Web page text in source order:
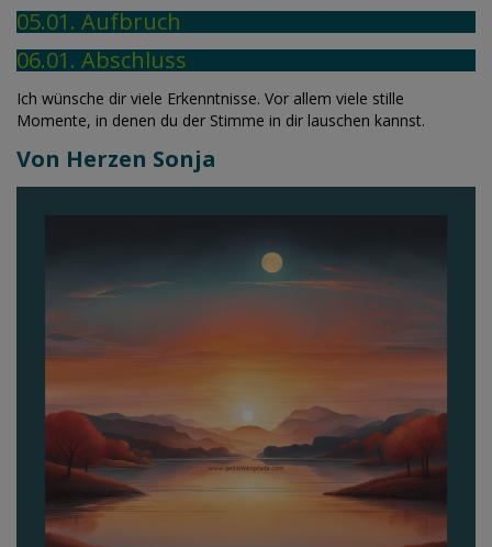
05.01. Aufbruch
06.01. Abschluss
Ich wünsche dir viele Erkenntnisse. Vor allem viele stille
Momente, in denen du der Stimme in dir lauschen kannst.
Von Herzen Sonja